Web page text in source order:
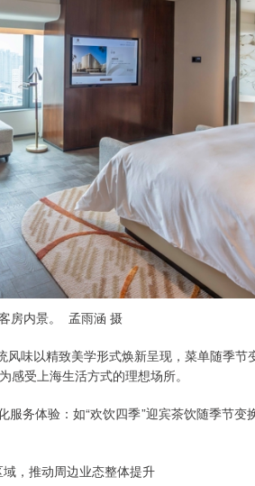
房内景。 孟雨涵 摄
风味以精致美学形式焕新呈现，菜单随季
受上海生活方式的理想场所。
服务体验：如“欢饮四季”迎宾茶饮随季节
，推动周边业态整体提升